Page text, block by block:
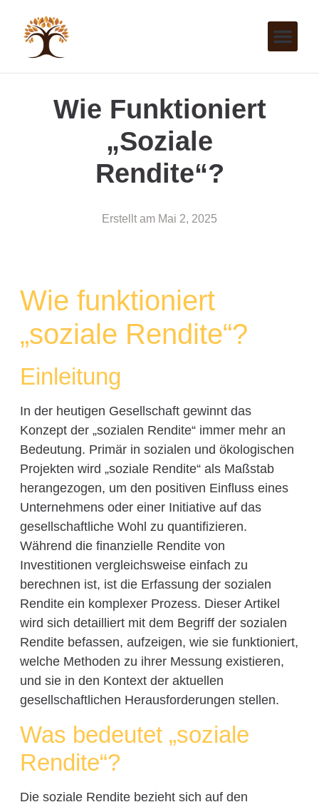
Wie Funktioniert
„soziale
Rendite“?
Erstellt am Mai 2, 2025
Wie funktioniert
„soziale Rendite“?
Einleitung
In der heutigen Gesellschaft gewinnt das
Konzept der „sozialen Rendite“ immer mehr an
Bedeutung. Primär in sozialen und ökologischen
Projekten wird „soziale Rendite“ als Maßstab
herangezogen, um den positiven Einfluss eines
Unternehmens oder einer Initiative auf das
gesellschaftliche Wohl zu quantifizieren.
Während die finanzielle Rendite von
Investitionen vergleichsweise einfach zu
berechnen ist, ist die Erfassung der sozialen
Rendite ein komplexer Prozess. Dieser Artikel
wird sich detailliert mit dem Begriff der sozialen
Rendite befassen, aufzeigen, wie sie funktioniert,
welche Methoden zu ihrer Messung existieren,
und sie in den Kontext der aktuellen
gesellschaftlichen Herausforderungen stellen.
Was bedeutet „soziale
Rendite“?
Die soziale Rendite bezieht sich auf den